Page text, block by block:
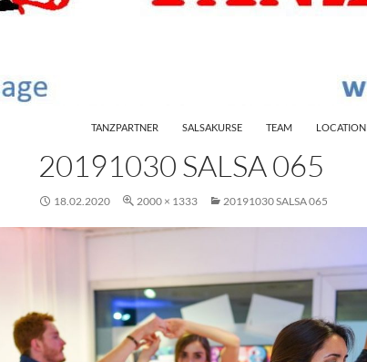
TANZPARTNER
SALSAKURSE TEAM LOCATION
20191030 SALSA 065
18.02.2020 2000 × 1333 20191030 SALSA 065